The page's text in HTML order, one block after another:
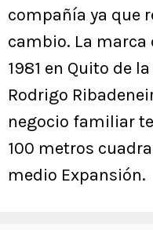
compañía ya que
cambio. La marca
1981 en Quito de
Rodrigo
negocio familiar
100 metros
medio Expansión.